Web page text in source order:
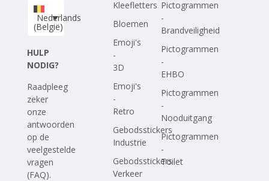
Upload je eigen ontwerp
Corona Covid-19
Nederlands
(België)
HULP
NODIG?
Raadpleeg
zeker
onze
antwoorden
op de
veelgestelde
vragen
(FAQ).
Kleefletters
Bloemen
Emoji's
-
3D
Emoji's
-
Retro
Gebodsstickers
Industrie
Gebodsstickers
Verkeer
Pictogrammen
-
Brandveiligheid
Pictogrammen
-
EHBO
Pictogrammen
-
Nooduitgang
Pictogrammen
-
Toilet